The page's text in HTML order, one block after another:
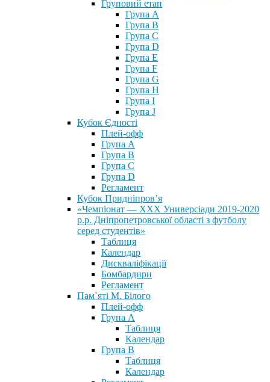
Груповий етап
Група A
Група B
Група C
Група D
Група E
Група F
Група G
Група H
Група I
Група J
Кубок Єдності
Плей-офф
Група А
Група В
Група С
Група D
Регламент
Кубок Придніпров’я
«Чемпіонат — ХХХ Универсіади 2019-2020
р.р. Дніпропетровської області з футболу
серед студентів»
Таблиця
Календар
Дискваліфікації
Бомбардири
Регламент
Пам`яті М. Білого
Плей-офф
Група А
Таблиця
Календар
Група В
Таблиця
Календар